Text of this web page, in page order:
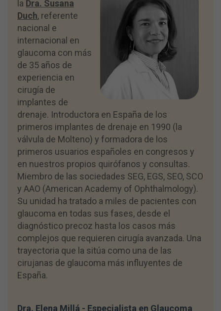
la Dra. Susana
Duch, referente
nacional e
internacional en
glaucoma con más
de 35 años de
experiencia en
cirugía de
implantes de
drenaje. Introductora en España de los
primeros implantes de drenaje en 1990 (la
válvula de Molteno) y formadora de los
primeros usuarios españoles en congresos y
en nuestros propios quirófanos y consultas.
Miembro de las sociedades SEG, EGS, SEO, SCO
y AAO (American Academy of Ophthalmology).
Su unidad ha tratado a miles de pacientes con
glaucoma en todas sus fases, desde el
diagnóstico precoz hasta los casos más
complejos que requieren cirugía avanzada. Una
trayectoria que la sitúa como una de las
cirujanas de glaucoma más influyentes de
España.
Dra. Elena Millá - Especialista en Glaucoma